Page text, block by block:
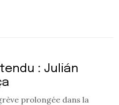
: Julián
prolongée dans la